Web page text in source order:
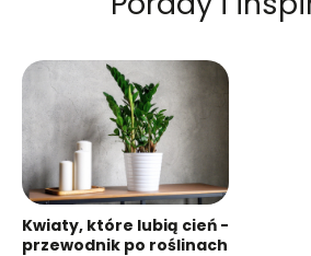
Kwiaty, które lubią cień -
przewodnik po roślinach